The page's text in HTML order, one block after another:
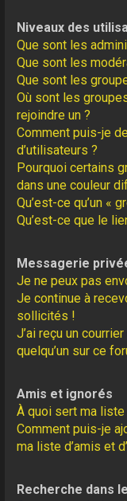
Niveaux des
Que sont les
Que sont les
Que sont les
Où sont les
rejoindre un ?
Comment puis-je
d’utilisateurs ?
Pourquoi certains
dans une couleur
Qu’est-ce qu’un «
Qu’est-ce que le
Messagerie
Je ne peux pas
Je continue à
sollicités !
J’ai reçu un
quelqu’un sur ce
Amis et ignorés
À quoi sert ma liste
Comment puis-je
ma liste d’amis et
Recherche dans